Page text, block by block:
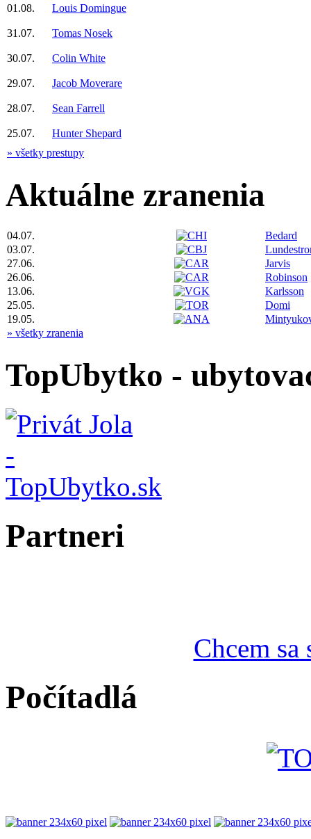
01.08. Louis Domingue
31.07. Tomas Nosek
30.07. Colin White
29.07. Jacob Moverare
28.07. Sean Farrell
25.07.
Hunter Shepard
» všetky prestupy
Aktuálne zranenia
04.07.
Bedard
03.07.
27.06.
Jarvis
26.06.
Robinson
13.06.
Karlsson
25.05.
Domi
19.05.
» všetky zranenia
TopUbytko -
Partneri
Chcem
Počítadlá